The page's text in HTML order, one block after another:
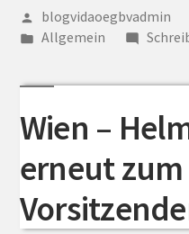
Veröffentlicht
von
blogvidaoegbvadmin
Veröffentlicht
Allgemein
Wien –
erneut